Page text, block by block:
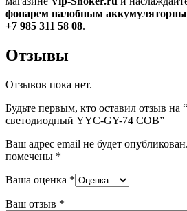
фонарем налобным
+7 985 311 58 08.
Отзывы
Отзывов пока нет.
Будьте первым, кто оставил отзыв
светодиодный YYC-GY-74 COB”
Ваш адрес email не будет опубликован.
помечены *
Ваша оценка *
Ваш отзыв *